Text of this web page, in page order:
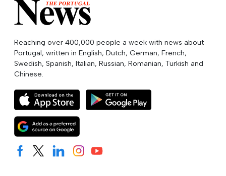
Reaching over 400,000 people a week with news about
Portugal, written in English, Dutch, German, French,
Swedish, Spanish, Italian, Russian, Romanian, Turkish and
Chinese.